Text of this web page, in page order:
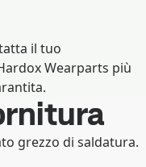
il tuo
Wearparts più
grezzo di saldatura.